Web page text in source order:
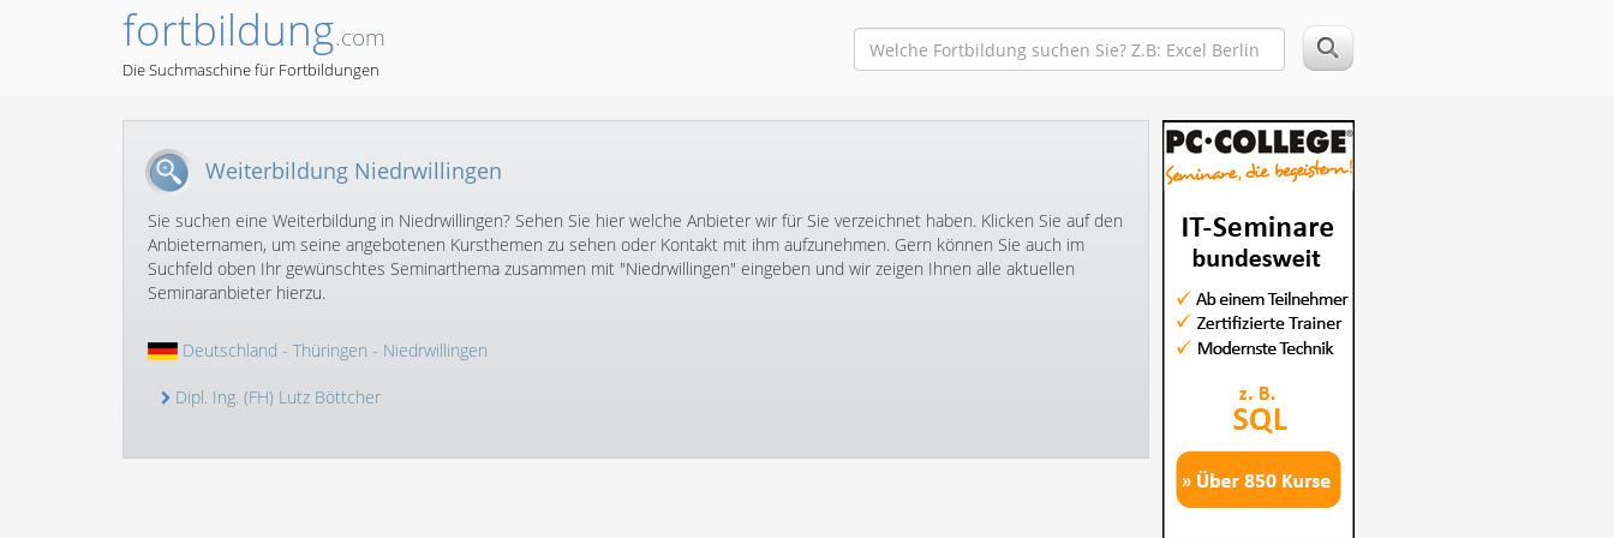
fortbildung.com
Die Suchmaschine für Fortbildungen
Weiterbildung Niedrwillingen
Sie suchen eine Weiterbildung in Niedrwillingen? Sehen Sie hier welche Anbieter wir für Sie verzeichnet haben. Klicken Sie auf den
Anbieternamen, um seine angebotenen Kursthemen zu sehen oder Kontakt mit ihm aufzunehmen. Gern können Sie auch im
Suchfeld oben Ihr gewünschtes Seminarthema zusammen mit "Niedrwillingen" eingeben und wir zeigen Ihnen alle aktuellen
Seminaranbieter hierzu.
Deutschland - Thüringen - Niedrwillingen
Dipl. Ing. (FH) Lutz Böttcher